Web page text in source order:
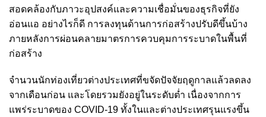
สอดคล้องกับภาวะอุปสงค์และความเชื่อมั่นของธุรกิจที่ยัง
อ่อนแอ อย่างไรก็ดี การลงทุนด้านการก่อสร้างปรับดีขึ้นบ้าง
ภายหลังการผ่อนคลายมาตรการควบคุมการระบาดในพื้นที่
ก่อสร้าง
จำนวนนักท่องเที่ยวต่างประเทศที่ขจัดปัจจัยฤดูกาลแล้วลดลง
จากเดือนก่อน และโดยรวมยังอยู่ในระดับต่ำ เนื่องจากการ
แพร่ระบาดของ COVID-19 ทั้งในและต่างประเทศรุนแรงขึ้น